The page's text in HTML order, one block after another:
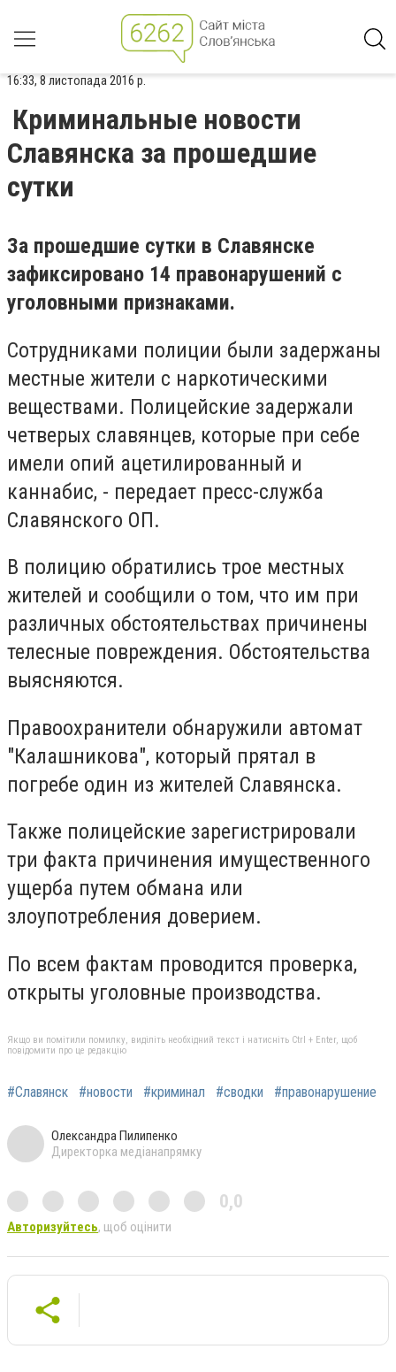
16:33, 8 листопада 2016 р.
Криминальные новости
Славянска за прошедшие
сутки
За прошедшие сутки в Славянске
зафиксировано 14 правонарушений с
уголовными признаками.
Сотрудниками полиции были задержаны
местные жители с наркотическими
веществами. Полицейские задержали
четверых славянцев, которые при себе
имели опий ацетилированный и
каннабис, - передает пресс-служба
Славянского ОП.
В полицию обратились трое местных
жителей и сообщили о том, что им при
различных обстоятельствах причинены
телесные повреждения. Обстоятельства
выясняются.
Правоохранители обнаружили автомат
"Калашникова", который прятал в
погребе один из жителей Славянска.
Также полицейские зарегистрировали
три факта причинения имущественного
ущерба путем обмана или
злоупотребления доверием.
По всем фактам проводится проверка,
открыты уголовные производства.
Якщо ви помітили помилку, виділіть необхідний текст і натисніть Ctrl + Enter, щоб
повідомити про це редакцію
#Славянск #новости #криминал #сводки #правонарушение
Олександра Пилипенко
Директорка медіанапрямку
0,0
Авторизуйтесь, щоб оцінити